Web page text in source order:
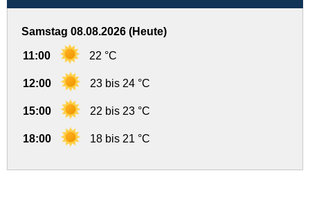
Samstag 08.08.2026 (Heute)
11:00 22 °C
12:00 23 bis 24 °C
15:00 22 bis 23 °C
18:00 18 bis 21 °C